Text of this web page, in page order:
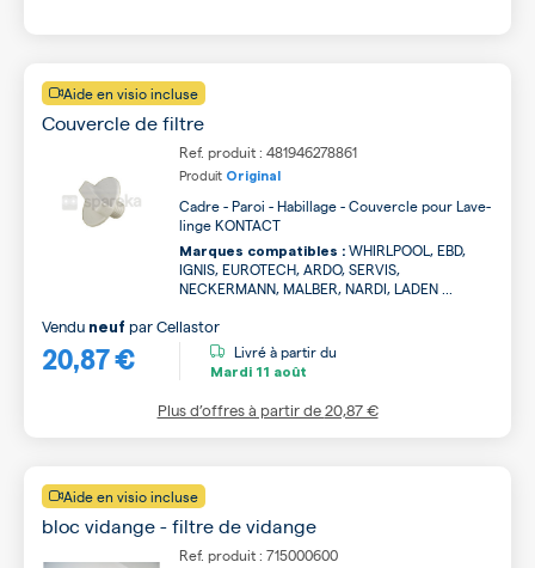
Aide en visio incluse
Couvercle de filtre
Ref. produit : 481946278861
Produit Original
Cadre - Paroi - Habillage - Couvercle pour Lave-
linge KONTACT
Marques compatibles : WHIRLPOOL, EBD,
IGNIS, EUROTECH, ARDO, SERVIS,
NECKERMANN, MALBER, NARDI, LADEN ...
20,87 €
Vendu neuf parCellastor
Livré à partir du
Mardi 11 août
Plus d’offres à partir de20,87 €
Aide en visio incluse
bloc vidange - filtre de vidange
Ref. produit : 715000600